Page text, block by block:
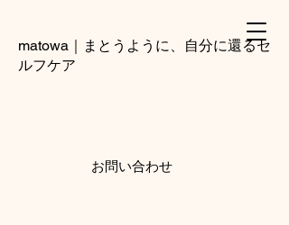
matowa｜まとうように、自分に還るセ
ルフケア
お問い合わせ